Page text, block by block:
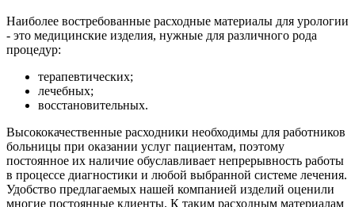
Наиболее востребованные расходные материалы для урологии
- это медицинские изделия, нужные для различного рода
процедур:
терапевтических;
лечебных;
восстановительных.
Высококачественные расходники необходимы для работников
больницы при оказании услуг пациентам, поэтому
постоянное их наличие обуславливает непрерывность работы
в процессе диагностики и любой выбранной системе лечения.
Удобство предлагаемых нашей компанией изделий оценили
многие постоянные клиенты. К таким расходным материалам